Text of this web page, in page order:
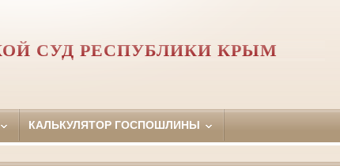
СУД РЕСПУБЛИКИ КРЫМ
КАЛЬКУЛЯТОР ГОСПОШЛИНЫ